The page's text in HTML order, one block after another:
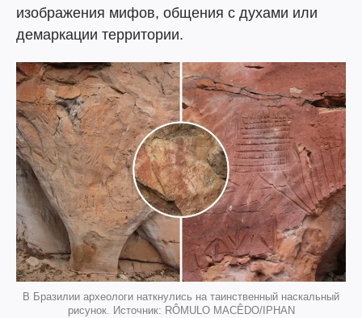
изображения мифов, общения с духами или
демаркации территории.
В Бразилии археологи наткнулись на таинственный наскальный
рисунок. Источник: RÔMULO MACÊDO/IPHAN